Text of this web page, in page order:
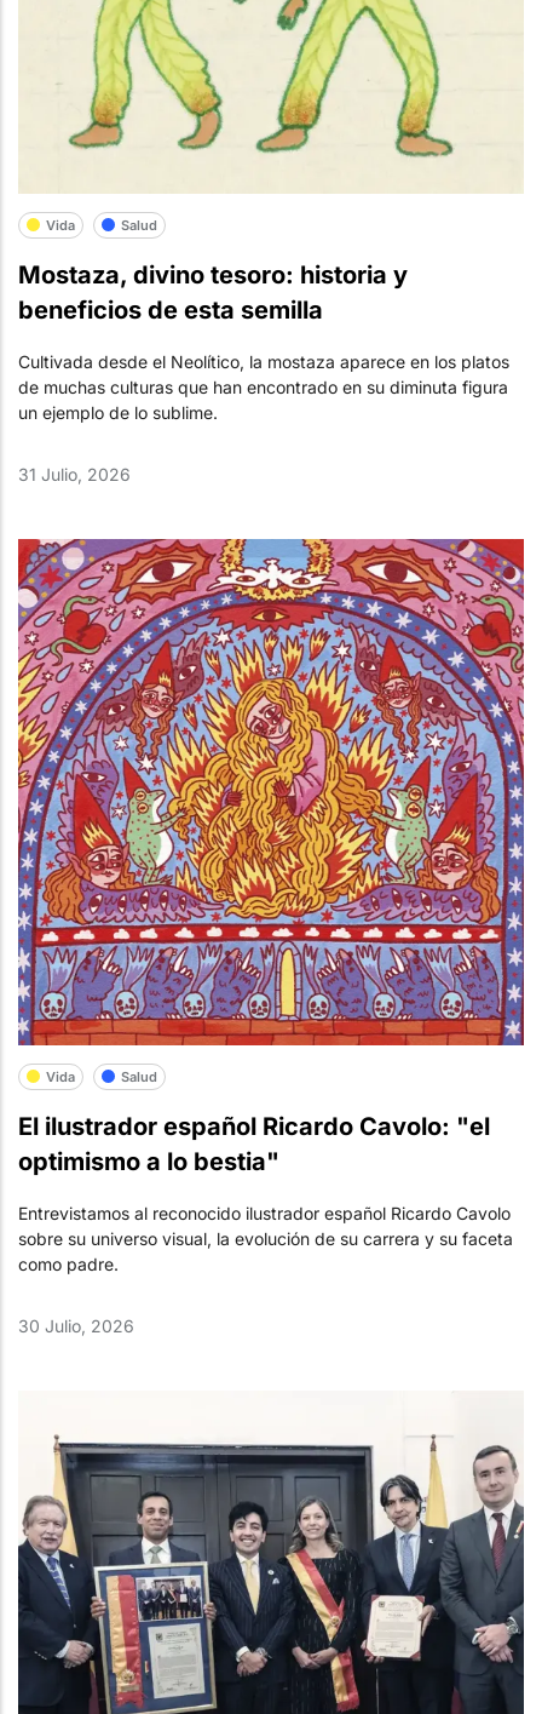
Vida Salud
Mostaza, divino tesoro: historia y
beneficios de esta semilla
Cultivada desde el Neolítico, la mostaza aparece en los platos
de muchas culturas que han encontrado en su diminuta figura
un ejemplo de lo sublime.
31 Julio, 2026
Vida Salud
El ilustrador español Ricardo Cavolo: "el
optimismo a lo bestia"
Entrevistamos al reconocido ilustrador español Ricardo Cavolo
sobre su universo visual, la evolución de su carrera y su faceta
como padre.
30 Julio, 2026